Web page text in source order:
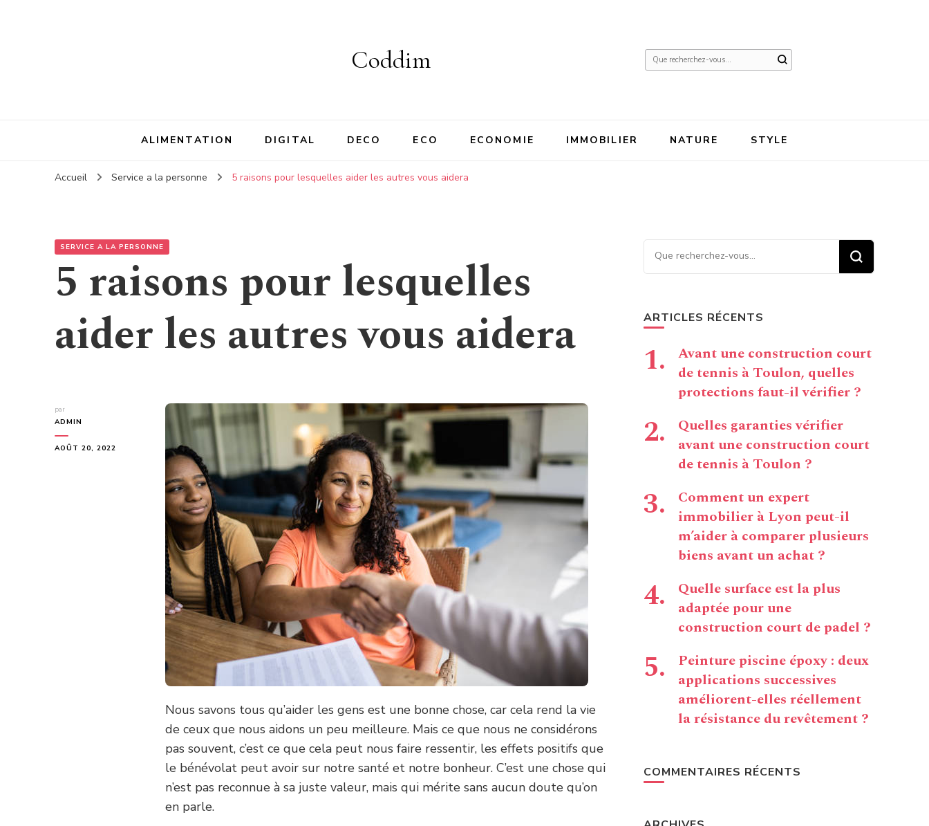
Coddim
Vous
ALIMENTATION DIGITAL DECO ECO ECONOMIE IMMOBILIER NATURE STYLE
Accueil Service a la personne 5 raisons pour lesquelles aider les autres vous aidera
SERVICE A LA PERSONNE
5 raisons pour lesquelles
aider les autres vous aidera
par
ADMIN
AOÛT 20, 2022
Nous savons tous qu’aider les gens est une bonne chose, car cela rend la vie
de ceux que nous aidons un peu meilleure. Mais ce que nous ne considérons
pas souvent, c’est ce que cela peut nous faire ressentir, les effets positifs que
le bénévolat peut avoir sur notre santé et notre bonheur. C’est une chose qui
n’est pas reconnue à sa juste valeur, mais qui mérite sans aucun doute qu’on
en parle.
Vous recherchiez quelque
chose ?
ARTICLES RÉCENTS
Avant une construction court
de tennis à Toulon, quelles
protections faut-il vérifier ?
Quelles garanties vérifier
avant une construction court
de tennis à Toulon ?
Comment un expert
immobilier à Lyon peut-il
m’aider à comparer plusieurs
biens avant un achat ?
Quelle surface est la plus
adaptée pour une
construction court de padel ?
Peinture piscine époxy : deux
applications successives
améliorent-elles réellement
la résistance du revêtement ?
COMMENTAIRES RÉCENTS